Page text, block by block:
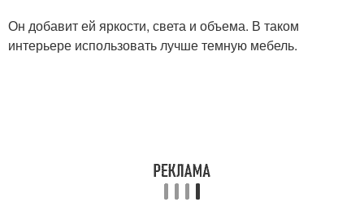
Он добавит ей яркости, света и объема. В таком
интерьере использовать лучше темную мебель.